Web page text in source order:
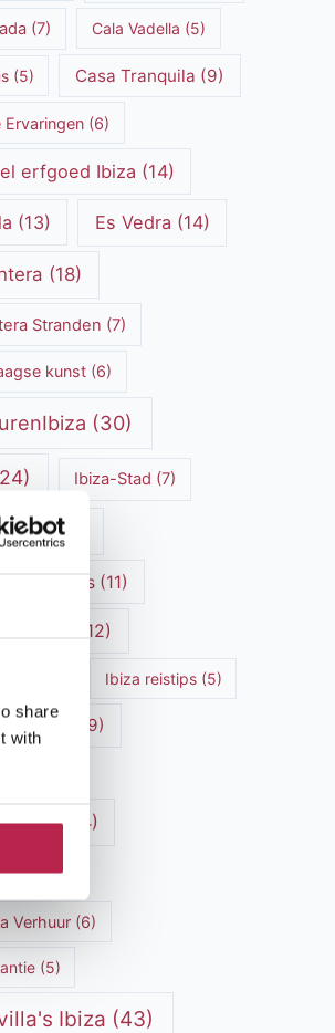
share
with
(7) Cala Vadella (5)
(5) Casa Tranquila (9)
Ervaringen(6)
erfgoed Ibiza (14)
(13) Es Vedra (14)
(18)
Stranden (7)
kunst(6)
(30)
Ibiza-Stad (7)
(15)
(11)
(12)
Ibiza reistips(5)
(9)
(14)
(15)
Verhuur(6)
(5)
Ibiza (43)